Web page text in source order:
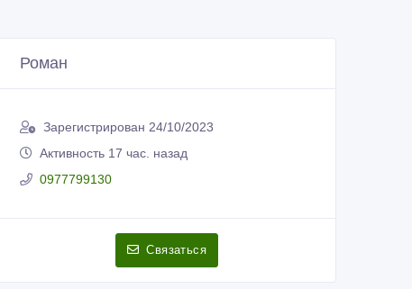
Роман
Зарегистрирован 24/10/2023
Активность 17 час. назад
0977799130
Связаться